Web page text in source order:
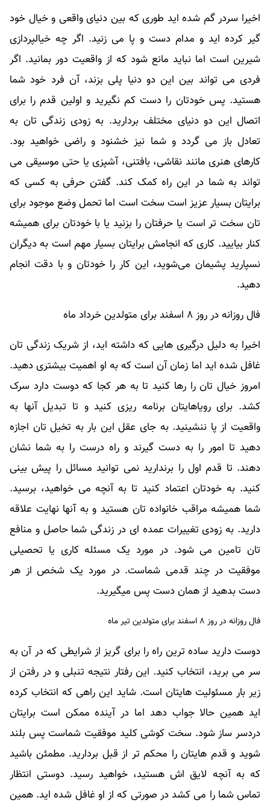
اخیرا سردر گم شده اید طوری که بین دنیای واقعی و خیال خود
گیر کرده اید و مدام دست و پا می زنید. اگر چه خیالپردازی
شیرین است اما نباید مانع شود که از واقعیت دور بمانید. اگر
فردی می تواند بین این دو دنیا پلی بزند، آن فرد خود شما
هستید. پس خودتان را دست کم نگیرید و اولین قدم را برای
اتصال این دو دنیای مختلف بردارید. به زودی زندگی تان به
تعادل باز می گردد و شما نیز خشنود و راضی خواهید بود.
کارهای هنری مانند نقاشی، بافتنی، آشپزی یا حتی موسیقی می
تواند به شما در این راه کمک کند. گفتن حرفی به کسی که
برایتان بسیار عزیز است سخت است اما تحمل وضع موجود برای
تان سخت تر است یا حرفتان را بزنید یا با خودتان برای همیشه
کنار بیایید. کاری که انجامش برایتان بسیار مهم است به دیگران
نسپارید پشیمان می‌شوید، این کار را خودتان و با دقت انجام
دهید.
فال روزانه در روز ۸ اسفند برای متولدین خرداد ماه
اخیرا به دلیل درگیری هایی که داشته اید، از شریک زندگی تان
غافل شده اید اما زمان آن است که به او اهمیت بیشتری دهید.
امروز خیال تان را رها کنید تا به هر کجا که دوست دارد سرک
کشد. برای رویاهایتان برنامه ریزی کنید و تا تبدیل آنها به
واقعیت از پا ننشینید. به جای عقل این بار به تخیل تان اجازه
دهید تا امور را به دست گیرند و راه درست را به شما نشان
دهند. تا قدم اول را برندارید نمی توانید مسائل را پیش بینی
کنید. به خودتان اعتماد کنید تا به آنچه می خواهید، برسید.
شما همیشه مراقب خانواده تان هستید و به آنها نهایت علاقه
دارید. به زودی تغییرات عمده ای در زندگی شما حاصل و منافع
تان تامین می شود. در مورد یک مسئله کاری یا تحصیلی
موفقیت در چند قدمی شماست. در مورد یک شخص از هر
دست بدهید از همان دست پس میگیرید.
فال روزانه در روز ۸ اسفند برای متولدین تیر ماه
دوست دارید ساده ترین راه را برای گریز از شرایطی که در آن به
سر می برید، انتخاب کنید. این رفتار نتیجه تنبلی و در رفتن از
زیر بار مسئولیت هایتان است. شاید این راهی که انتخاب کرده
اید همین حالا جواب دهد اما در آینده ممکن است برایتان
دردسر ساز شود. سخت کوشی کلید موفقیت شماست پس بلند
شوید و قدم هایتان را محکم تر از قبل بردارید. مطمئن باشید
که به آنچه لایق اش هستید، خواهید رسید. دوستی انتظار
تماس شما را می کشد در صورتی که از او غافل شده اید. همین